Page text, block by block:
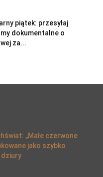
piątek: przesyłaj
dokumentalne o
za...
„Małe czerwone
jako szybko